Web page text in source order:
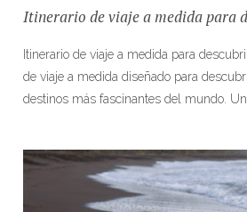
Itinerario de viaje a medida para
Itinerario de viaje a medida para
de viaje a medida diseñado para
destinos más fascinantes del mundo. Un